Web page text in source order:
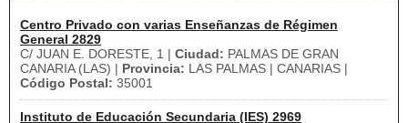
Centro Privado con varias Enseñanzas de Régimen
General 2829
C/ JUAN E. DORESTE, 1 | Ciudad: PALMAS DE GRAN
CANARIA (LAS) | Provincia: LAS PALMAS | CANARIAS |
Código Postal: 35001
Instituto de Educación Secundaria (IES) 2969